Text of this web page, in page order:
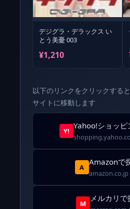
デジグラ・デラックス い
とう美憂 003
¥1,210
以下のリンクをクリックする
サイトに移動します
Y!
Yahoo!ショッピ
A
Amazonで
amazon.co.jp
M
メルカリで